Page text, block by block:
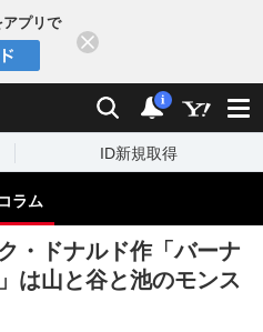
プリで
検索 通知
i
ID新規取得
コラム
・ドナルド作「バーナ
は山と谷と池のモンス